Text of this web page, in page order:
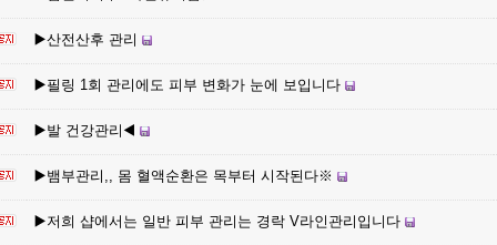
▶️산전산후 관리
▶️필링 1회 관리에도 피부 변화가 눈에 보입니다
▶️발 건강관리◀️
▶️뱀부관리,, 몸 혈액순환은 목부터 시작된다※
▶️저희 샵에서는 일반 피부 관리는 경락 V라인관리입니다